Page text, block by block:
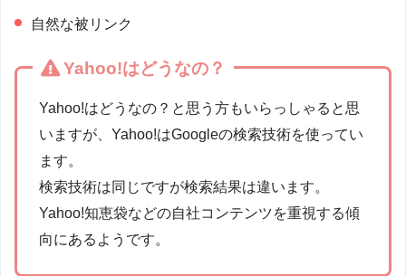
自然な被リンク
Yahoo!はどうなの？
Yahoo!はどうなの？と思う方もいらっしゃると思
いますが、Yahoo!はGoogleの検索技術を使ってい
ます。
検索技術は同じですが検索結果は違います。
Yahoo!知恵袋などの自社コンテンツを重視する傾
向にあるようです。